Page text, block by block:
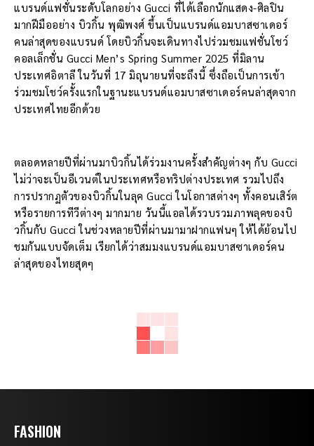
แบรนด์แฟชั่นระดับโลกอย่าง Gucci ที่ได้เลือกนักแสดง-ศิลปิน
มากฝีมืออย่าง บิวกิ้น พุฒิพงศ์ ขึ้นเป็นแบรนด์แอมบาสซาเดอร์
คนล่าสุดของแบรนด์ โดยบิวกิ้นจะเดินทางไปร่วมชมแฟชั่นโชว์
คอลเล็กชั่น Gucci Men’s Spring Summer 2025 ที่มิลาน
ประเทศอิตาลี ในวันที่ 17 มิถุนายนที่จะถึงนี้ ซึ่งถือเป็นการเข้า
ร่วมชมโชว์ครั้งแรกในฐานะแบรนด์แอมบาสซาเดอร์คนล่าสุดจาก
ประเทศไทยอีกด้วย
ตลอดหลายปีที่ผ่านมาบิวกิ้นได้ร่วมงานครั้งสำคัญต่างๆ กับ Gucci
ไม่ว่าจะเป็นอีเวนต์ในประเทศหรือทริปต่างประเทศ รวมไปถึง
การปรากฏตัวของบิวกิ้นในลุค Gucci ในโอกาสต่างๆ ทั้งคอนเสิร์ต
หรือรายการทีวีต่างๆ มากมาย วันนี้แอลได้รวบรวมภาพลุคของบิ
วกิ้นกับ Gucci ในช่วงหลายปีที่ผ่านมามาฝากแฟนๆ ให้ได้ย้อนไป
ชมกันแบบจัดเต็ม เรียกได้ว่าสมมงแบรนด์แอมบาสซาเดอร์คน
ล่าสุดของไทยสุดๆ
FASHION